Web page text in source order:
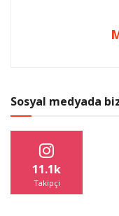
Sosyal medyada
11.1k
Takipçi